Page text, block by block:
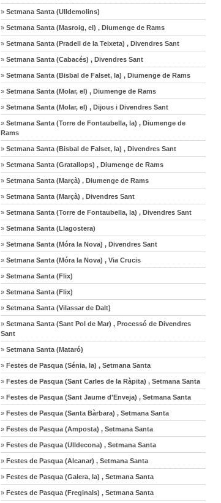
» Setmana Santa (Ulldemolins)
» Setmana Santa (Masroig, el) , Diumenge de Rams
» Setmana Santa (Pradell de la Teixeta) , Divendres Sant
» Setmana Santa (Cabacés) , Divendres Sant
» Setmana Santa (Bisbal de Falset, la) , Diumenge de Rams
» Setmana Santa (Molar, el) , Diumenge de Rams
» Setmana Santa (Molar, el) , Dijous i Divendres Sant
» Setmana Santa (Torre de Fontaubella, la) , Diumenge de
Rams
» Setmana Santa (Bisbal de Falset, la) , Divendres Sant
» Setmana Santa (Gratallops) , Diumenge de Rams
» Setmana Santa (Marçà) , Diumenge de Rams
» Setmana Santa (Marçà) , Divendres Sant
» Setmana Santa (Torre de Fontaubella, la) , Divendres Sant
» Setmana Santa (Llagostera)
» Setmana Santa (Móra la Nova) , Divendres Sant
» Setmana Santa (Móra la Nova) , Via Crucis
» Setmana Santa (Flix)
» Setmana Santa (Flix)
» Setmana Santa (Vilassar de Dalt)
» Setmana Santa (Sant Pol de Mar) , Processó de Divendres
Sant
» Setmana Santa (Mataró)
» Festes de Pasqua (Sénia, la) , Setmana Santa
» Festes de Pasqua (Sant Carles de la Ràpita) , Setmana Santa
» Festes de Pasqua (Sant Jaume d'Enveja) , Setmana Santa
» Festes de Pasqua (Santa Bàrbara) , Setmana Santa
» Festes de Pasqua (Amposta) , Setmana Santa
» Festes de Pasqua (Ulldecona) , Setmana Santa
» Festes de Pasqua (Alcanar) , Setmana Santa
» Festes de Pasqua (Galera, la) , Setmana Santa
» Festes de Pasqua (Freginals) , Setmana Santa